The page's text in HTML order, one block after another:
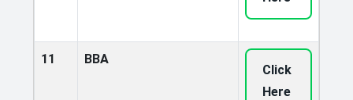
11 BBA
Click
Here